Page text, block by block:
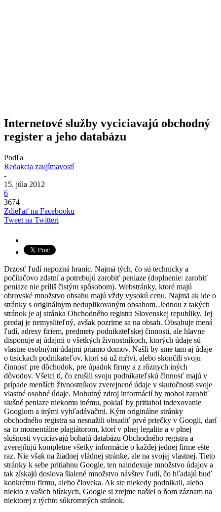
Internetové služby vyciciavajú obchodný
register a jeho databázu
Podľa
Redakcia zaujímavostí
-
15. júla 2012
6
3674
Zdieľať na Facebooku
Tweet na Twitteri
Drzosť ľudí nepozná hraníc. Najmä tých, čo sú technicky a
počítačovo zdatní a potrebujú zarobiť peniaze (doplnenie: zarobiť
peniaze nie príliš čistým spôsobom). Webstránky, ktoré majú
obrovské množstvo obsahu majú vždy vysokú cenu. Najmä ak ide o
stránky s originálnym neduplikovaným obsahom. Jednou z takých
stránok je aj stránka Obchodného registra Slovenskej republiky. Jej
predaj je nemysliteľný, avšak pozrime sa na obsah. Obsahuje mená
ľudí, adresy firiem, predmety podnikateľskej činnosti, ale hlavne
disponuje aj údajmi o všetkých živnostníkoch, ktorých údaje sú
vlastne osobnými údajmi priamo domov. Našli by sme tam aj údaje
o tisíckach podnikateľov, ktorí sú už mŕtvi, alebo skončili svoju
činnosť pre dôchodok, pre úpadok firmy a z rôznych iných
dôvodov. Všetci tí, čo zrušili svoju podnikateľskú činnosť majú v
prípade menších živnostníkov zverejnené údaje v skutočnosti svoje
vlastné osobné údaje. Mohutný zdroj informácií by mohol zarobiť
slušné peniaze niekomu inému, pokiaľ by pritiahol indexovanie
Googlom a inými vyhľadávačmi. Kým originálne stránky
obchodného registra sa nesnažili obsadiť prvé priečky v Googli, darí
sa to momentálne plagiátorom, ktorí v plnej legalite a v plnej
slušnosti vyciciavajú bohatú databázu Obchodného registra a
zverejňujú kompletne všetky informácie o každej jednej firme ešte
raz. Nie však na žiadnej vládnej stránke, ale na svojej vlastnej. Tieto
stránky k sebe pritiahnu Google, ten naindexuje množstvo údajov a
tak získajú doslova šialené množstvo návštev ľudí, čo hľadajú buď
konkrétnu firmu, alebo človeka. Ak ste niekedy podnikali, alebo
niekto z vašich blízkych, Google si zrejme našiel o ňom záznam na
niektorej z týchto súkromných stránok.